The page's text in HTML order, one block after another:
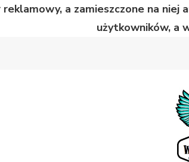
a zamieszczone na
użytkowników, a